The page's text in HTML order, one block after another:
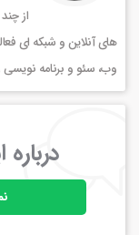
از
های آنلاین و شبکه ای
وب، سئو و برنامه